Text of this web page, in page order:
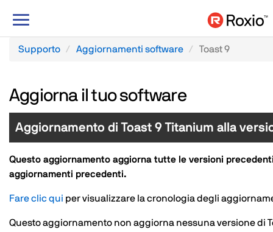
Attiva/Disattiva
Supporto
Aggiornamenti software Toast 9
Aggiorna il tuo software
Aggiornamento di Toast 9 Titanium alla
Questo aggiornamento aggiorna tutte le versioni
aggiornamenti precedenti.
Fare clic qui per visualizzare la cronologia degli
Questo aggiornamento non aggiorna nessuna versione di